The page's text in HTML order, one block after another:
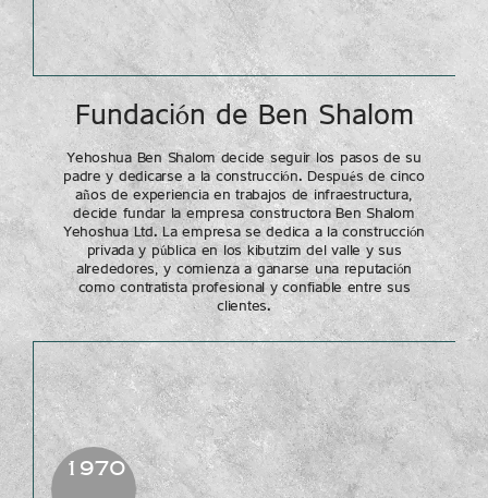
Fundación de Ben Shalom
Yehoshua Ben Shalom decide seguir los pasos de su
padre y dedicarse a la construcción. Después de cinco
años de experiencia en trabajos de infraestructura,
decide fundar la empresa constructora Ben Shalom
Yehoshua Ltd. La empresa se dedica a la construcción
privada y pública en los kibutzim del valle y sus
alrededores, y comienza a ganarse una reputación
como contratista profesional y confiable entre sus
clientes.
1970